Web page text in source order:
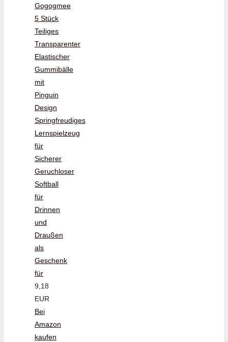
Gogogmee
5 Stück
Teiliges
Transparenter
Elastischer
Gummibälle
mit
Pinguin
Design
Springfreudiges
Lernspielzeug
für
Sicherer
Geruchloser
Softball
für
Drinnen
und
Draußen
als
Geschenk
für
9,18
EUR
Bei
Amazon
kaufen